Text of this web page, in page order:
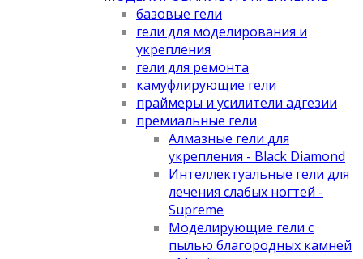
базовые гели
гели для моделирования и
укрепления
гели для ремонта
камуфлирующие гели
праймеры и усилители адгезии
премиальные гели
Алмазные гели для
укрепления - Black Diamond
Интеллектуальные гели для
лечения слабых ногтей -
Supreme
Моделирующие гели с
пылью благородных камней